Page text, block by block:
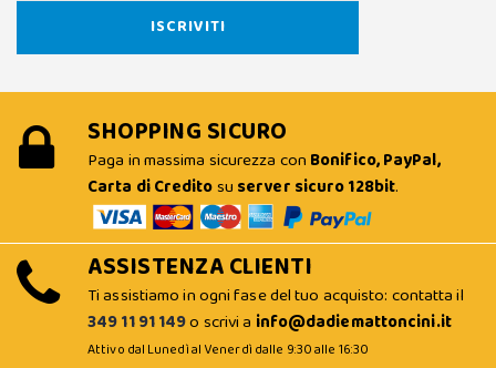
SHOPPING SICURO
Paga in massima sicurezza con Bonifico, PayPal,
Carta di Creditosu server sicuro 128bit.
ASSISTENZA CLIENTI
Ti assistiamo in ogni fase del tuo acquisto: contatta il
349 11 91 149o scrivi a info@dadiemattoncini.it
Attivo dal Lunedì al Venerdì dalle 9:30 alle 16:30